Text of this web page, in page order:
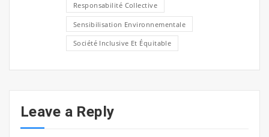
Responsabilité Collective
Sensibilisation Environnementale
Société Inclusive Et Équitable
Leave a Reply